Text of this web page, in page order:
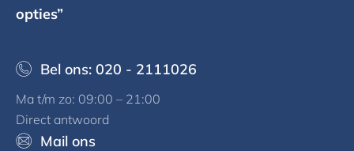
opties”
Bel ons: 020 - 2111026
Ma t/m zo: 09:00 – 21:00
Direct antwoord
Mail ons